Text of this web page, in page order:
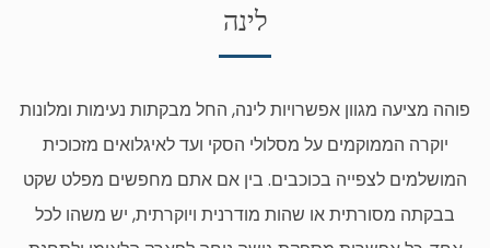
לינה
פוהה מציעה מגוון אפשרויות לינה, החל מבקתות נעימות ומלונות
יוקרה הממוקמים על מסלולי הסקי ועד לאיגלואים מזכוכית
המושלמים לצפייה בכוכבים. בין אם אתם מחפשים מפלט שקט
בבקתה מסורתית או שהות מודרנית ויוקרתית, יש משהו לכל